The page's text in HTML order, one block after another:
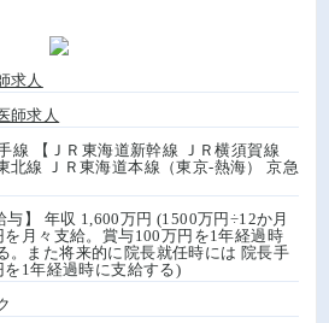
求人
師求人
線 【ＪＲ東海道新幹線 ＪＲ横須賀線
北線 ＪＲ東海道本線（東京-熱海） 京急
与】 年収 1,600万円 (1500万円÷12か月
を月々支給。賞与100万円を1年経過時
。また将来的に院長就任時には 院長手
を1年経過時に支給する)